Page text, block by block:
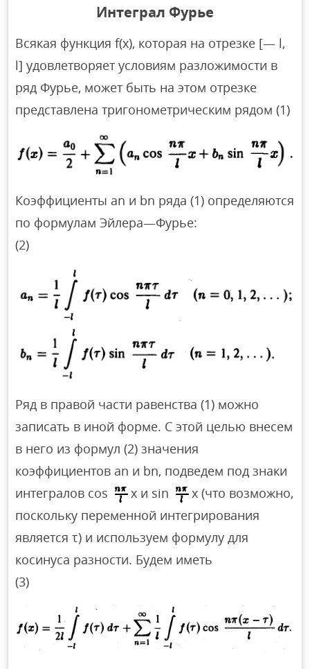
Интеграл Фурье
Всякая функция f(x), которая на отрезке [— l,
l] удовлетворяет условиям разложимости в
ряд Фурье, может быть на этом отрезке
представлена тригонометрическим рядом (1)
Коэффициенты аn и bn ряда (1) определяются
по формулам Эйлера—Фурье:
(2)
Ряд в правой части равенства (1) можно
записать в иной форме. С этой целью внесем
в него из формул (2) значения
коэффициентов аn и bn, подведем под знаки
интегралов cos
х и sin
х (что возможно,
поскольку переменной интегрирования
является τ) и используем формулу для
косинуса разности. Будем иметь
(3)